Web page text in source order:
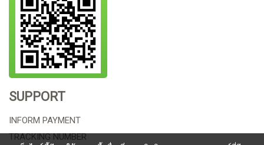
SUPPORT
INFORM PAYMENT
TRACKING NUMBER